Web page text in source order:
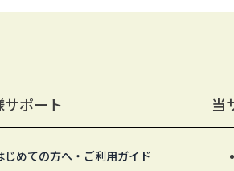
ポート
じめての方へ・ご利用ガイド
当